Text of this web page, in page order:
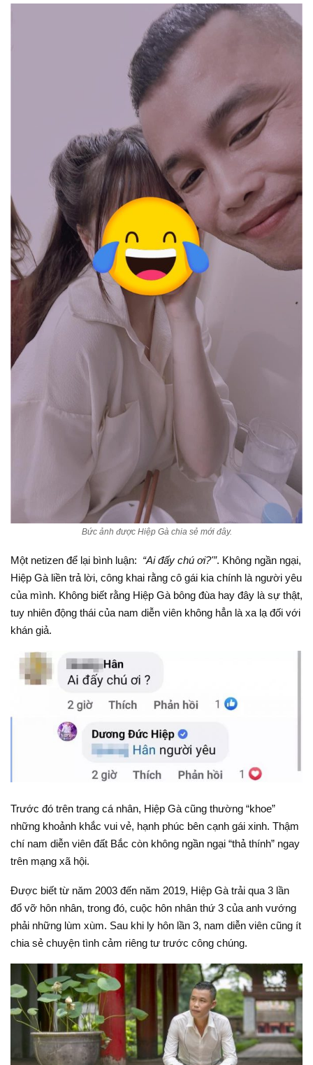
Bức ảnh được Hiệp Gà chia sẻ mới đây.
Một netizen để lại bình luận: “Ai đấy chú ơi?'”. Không ngần ngại,
Hiệp Gà liền trả lời, công khai rằng cô gái kia chính là người yêu
của mình. Không biết rằng Hiệp Gà bông đùa hay đây là sự thật,
tuy nhiên động thái của nam diễn viên không hẳn là xa lạ đối với
khán giả.
Trước đó trên trang cá nhân, Hiệp Gà cũng thường “khoe”
những khoảnh khắc vui vẻ, hạnh phúc bên cạnh gái xinh. Thậm
chí nam diễn viên đất Bắc còn không ngần ngại “thả thính” ngay
trên mạng xã hội.
Được biết từ năm 2003 đến năm 2019, Hiệp Gà trải qua 3 lần
đổ vỡ hôn nhân, trong đó, cuộc hôn nhân thứ 3 của anh vướng
phải những lùm xùm. Sau khi ly hôn lần 3, nam diễn viên cũng ít
chia sẻ chuyện tình cảm riêng tư trước công chúng.